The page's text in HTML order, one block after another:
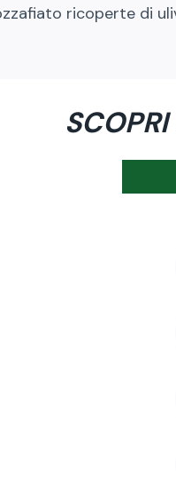
ricoperte di